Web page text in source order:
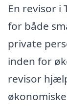
En revisor i
for både
private
inden for
revisor